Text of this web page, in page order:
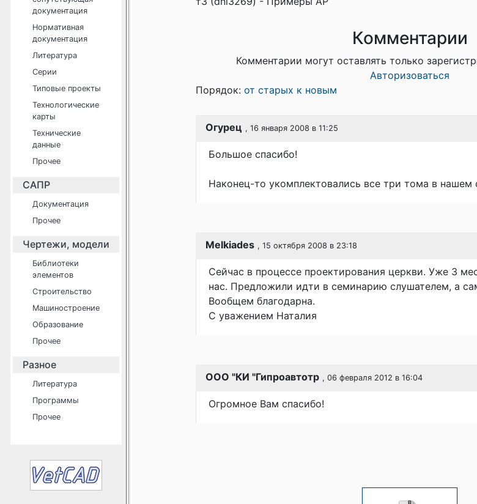
документация
Нормативная
документация
Литература
Серии
Типовые проекты
Технологические
карты
Технические
данные
Прочее
САПР
Документация
Прочее
Чертежи, модели
Библиотеки
элементов
Строительство
Машиностроение
Образование
Прочее
Разное
Литература
Программы
Прочее
Комментарии
Комментарии могут оставлять только
Авторизоваться
Порядок: от старых к новым
Огурец , 16 января 2008 в 11:25
Большое спасибо!
Наконец-то укомплектовались все три тома в нашем
Melkiades , 15 октября 2008 в 23:18
Сейчас в процессе проектирования церкви. Уже 3
нас. Предложили идти в семинарию слушателем, а
Вообщем благодарна.
С уважением Наталия
ООО "КИ "Гипроавтотр , 06 февраля 2012 в 16:04
Огромное Вам спасибо!